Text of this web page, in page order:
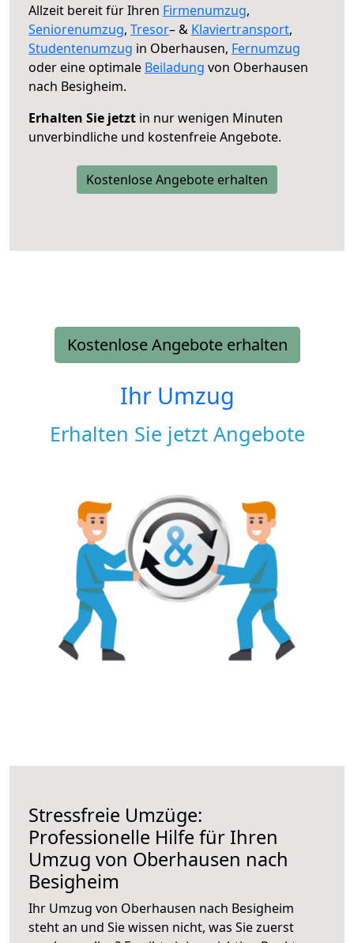
Allzeit bereit für Ihren Firmenumzug,
Seniorenumzug, Tresor– & Klaviertransport,
Studentenumzug in Oberhausen, Fernumzug
oder eine optimale Beiladung von Oberhausen
nach Besigheim.
Erhalten Sie jetzt in nur wenigen Minuten
unverbindliche und kostenfreie Angebote.
Kostenlose Angebote erhalten
Kostenlose Angebote erhalten
Ihr Umzug
Erhalten Sie jetzt Angebote
Stressfreie Umzüge:
Professionelle Hilfe für Ihren
Umzug von Oberhausen nach
Besigheim
Ihr Umzug von Oberhausen nach Besigheim
steht an und Sie wissen nicht, was Sie zuerst